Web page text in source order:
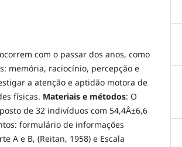
com o passar dos anos, como
memória, raciocínio, percepção e
a atenção e aptidão motora de
físicas. Materiais e métodos: O
de 32 indivíduos com 54,4Â±6,6
formulário de informações
A e B, (Reitan, 1958) e Escala